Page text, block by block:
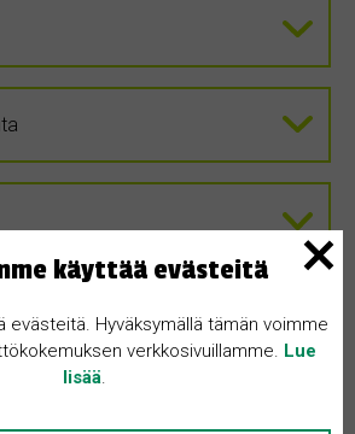
käyttää evästeitä
evästeitä. Hyväksymällä tämän voimme
verkkosivuillamme. Lue
lisää